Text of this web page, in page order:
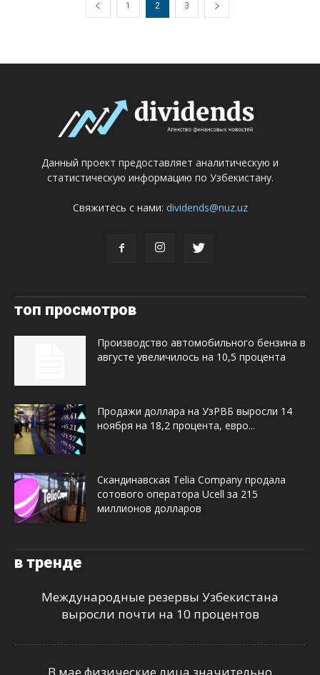
1 2 3
Данный проект предоставляет аналитическую и
статистическую информацию по Узбекистану.
Свяжитесь с нами: dividends@nuz.uz
топ просмотров
Производство автомобильного бензина в
августе увеличилось на 10,5 процента
Продажи доллара на УзРВБ выросли 14
ноября на 18,2 процента, евро...
Скандинавская Telia Company продала
сотового оператора Ucell за 215
миллионов долларов
в тренде
Международные резервы Узбекистана
выросли почти на 10 процентов